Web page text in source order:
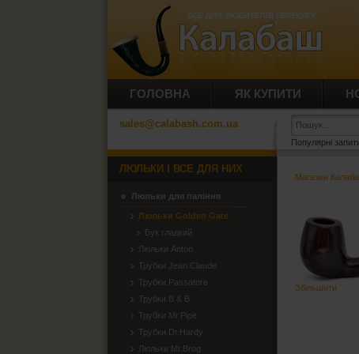
ГОЛОВНА ЯК КУПИТИ
sales@calabash.com.ua
Популярні
Магазин
Збільшити
ЛЮЛЬКИ І ВСЕ ДЛЯ НИХ
Люльки для паління
Люльки Golden Gate
Бук гладкий
Люльки Anton
Трубки Jean Claude
Трубки Passatore
Трубки B & B
Трубки Mr.Pipe
Трубки Dr.Hardy
Люльки Mr.Brog